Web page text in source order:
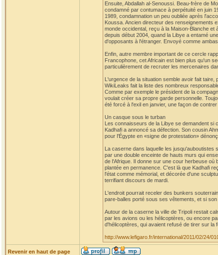
Ensuite, Abdallah al-Senoussi. Beau-frère de
condamné par contumace à perpétuité en juin
1989, condamnation un peu oubliée après
Koussa. Ancien directeur des renseignements
monde occidental, reçu à la Maison-Blanche
depuis début 2004, quand la Libye a entamé
d'opposants à l'étranger. Envoyé comme
Enfin, autre membre important de ce cercle
Francophone, cet Africain est bien plus qu'un
particulièrement de recruter les mercenaires
L'urgence de la situation semble avoir fait
WikiLeaks fait la liste des nombreux
Comme par exemple le président de la
voulait créer sa propre garde personnelle.
été forcé à l'exil en janvier, une façon de
Un casque sous le turban
Les connaisseurs de la Libye se demandent si
Kadhafi a annoncé sa défection. Son cousin
pour l'Égypte en «signe de protestation»
La caserne dans laquelle les
par une double enceinte de hauts murs qui
de l'Afrique. Il donne sur une cour herbeuse où
plantée en permanence. C'est là que Kadhafi
l'état comme mémorial, et décorée d'une
terrifiant discours de mardi.
L'endroit pourrait receler des bunkers
pare-balles porté sous ses vêtements, et si
Autour de la caserne la ville de Tripoli restait
par les avions ou les hélicoptères, ou encore
d'hélicoptères, qui avaient refusé de tirer sur
http://www.lefigaro.fr/international/2011/02/24/
Revenir en haut de page